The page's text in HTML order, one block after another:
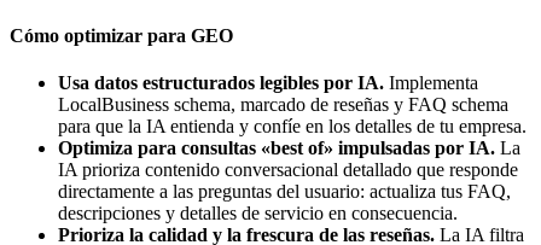
Cómo optimizar para GEO
Usa datos estructurados legibles por IA. Implementa
LocalBusiness schema, marcado de reseñas y FAQ schema
para que la IA entienda y confíe en los detalles de tu empresa.
Optimiza para consultas «best of» impulsadas por IA. La
IA prioriza contenido conversacional detallado que responde
directamente a las preguntas del usuario: actualiza tus FAQ,
descripciones y detalles de servicio en consecuencia.
Prioriza la calidad y la frescura de las reseñas. La IA filtra